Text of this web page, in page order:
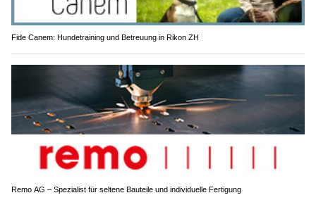
Fide Canem: Hundetraining und Betreuung in Rikon ZH
Remo AG – Spezialist für seltene Bauteile und individuelle Fertigung